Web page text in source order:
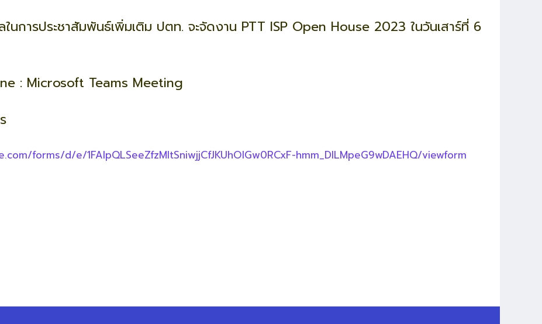
นการประชาสัมพันธ์เพิ่มเติม ปตท. จะจัดงาน PTT ISP Open House 2023 ในวันเสาร์ที่ 6
: Microsoft Teams Meeting
forms/d/e/1FAIpQLSeeZfzMItSniwjjCfJKUhOIGw0RCxF-hmm_DILMpeG9wDAEHQ/viewform